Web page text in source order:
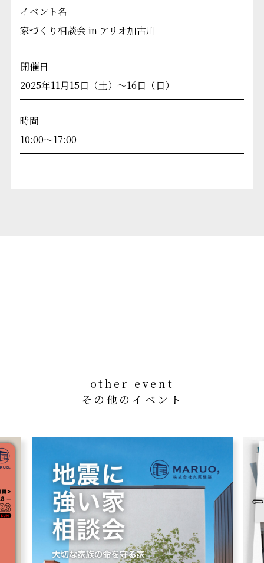
イベント名
家づくり相談会 in アリオ加古川
開催日
2025年11月15日（土）〜16日（日）
時間
10:00～17:00
other event
その他のイベント